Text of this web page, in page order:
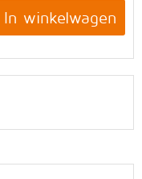
In winkelwagen